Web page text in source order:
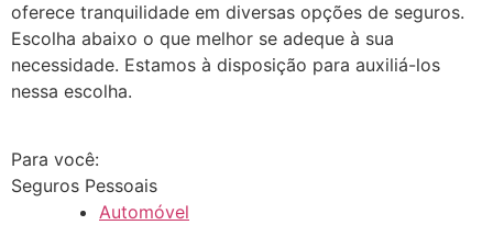
oferece tranquilidade em diversas opções de seguros.
Escolha abaixo o que melhor se adeque à sua
necessidade. Estamos à disposição para auxiliá-los
nessa escolha.
Para você:
Seguros Pessoais
Automóvel